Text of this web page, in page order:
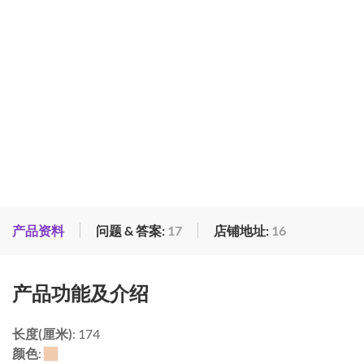
产品资料 问题 & 答案: 17 店铺地址: 16
产品功能及介绍
长度(厘米): 174
颜色: